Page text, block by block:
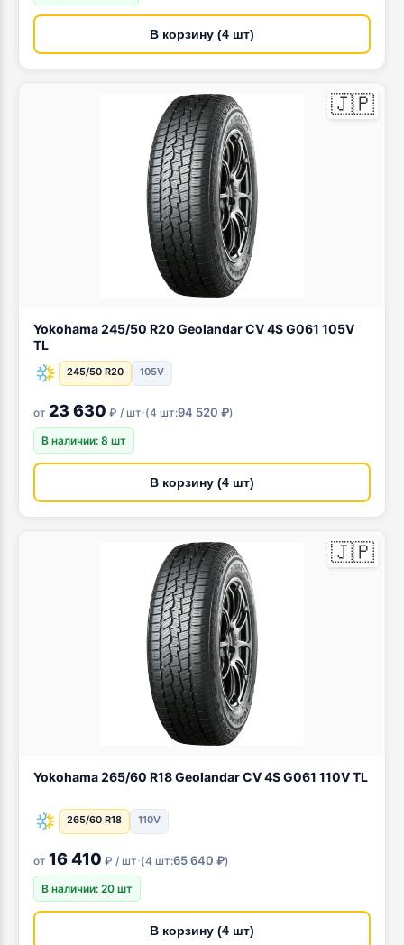
В корзину (4 шт)
🇯🇵
Yokohama 245/50 R20 Geolandar CV 4S G061 105V
TL
245/50 R20 105V
от 23 630 ₽ / шт·(4 шт:94 520 ₽)
В наличии: 8 шт
В корзину (4 шт)
🇯🇵
Yokohama 265/60 R18 Geolandar CV 4S G061 110V TL
265/60 R18 110V
от 16 410 ₽ / шт·(4 шт:65 640 ₽)
В наличии: 20 шт
В корзину (4 шт)